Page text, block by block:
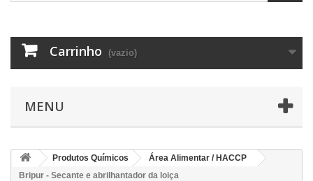
Carrinho (vazio)
MENU
Produtos Químicos
Área Alimentar / HACCP
Bripur - Secante e abrilhantador da loiça